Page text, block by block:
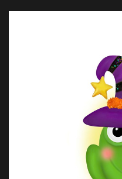
огни, такие как
идеально сочетают